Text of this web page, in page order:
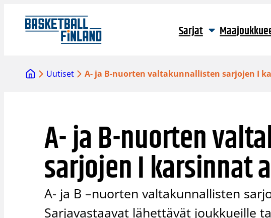
sisältöön
Sarjat
Uutiset A- ja B-nuorten valtakunnallisten sarjojen I
A- ja B-nuorten
sarjojen I karsinnat
A- ja B –nuorten valtakunnallisten
Sarjavastaavat lähettävät joukkueille